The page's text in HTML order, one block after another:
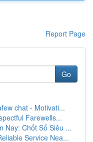
Report Page
Go
chat - Motivati...
Farewells...
Nay: Chốt Số Siêu ...
Service Nea...